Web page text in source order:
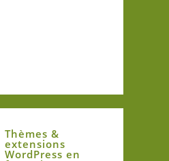
Thèmes &
extensions
WordPress en